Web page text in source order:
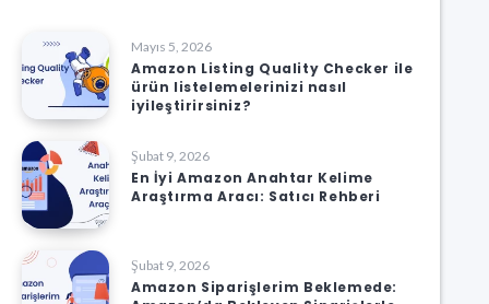
Mayıs 5, 2026
Amazon Listing Quality Checker ile
ürün listelemelerinizi nasıl
iyileştirirsiniz?
Şubat 9, 2026
En İyi Amazon Anahtar Kelime
Araştırma Aracı: Satıcı Rehberi
Şubat 9, 2026
Amazon Siparişlerim Beklemede: